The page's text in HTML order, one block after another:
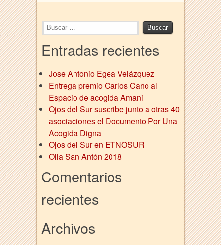
t
g
h
q
a
l
t
l
c
w
c
Entradas recientes
Jose Antonio Egea Velázquez
Entrega premio Carlos Cano al
Espacio de acogida Amani
Ojos del Sur suscribe junto a otras 40
asociaciones el Documento Por Una
Acogida Digna
Ojos del Sur en ETNOSUR
Olla San Antón 2018
Comentarios
recientes
Archivos